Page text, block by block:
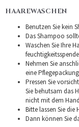
HAAREWASCHEN
Benutzen Sie kein
Das Shampoo
Waschen Sie Ihre
Nehmen Sie
eine
Pressen Sie
Sie behutsam das
nicht mit dem
Bitte lassen Sie die
Dann können Sie